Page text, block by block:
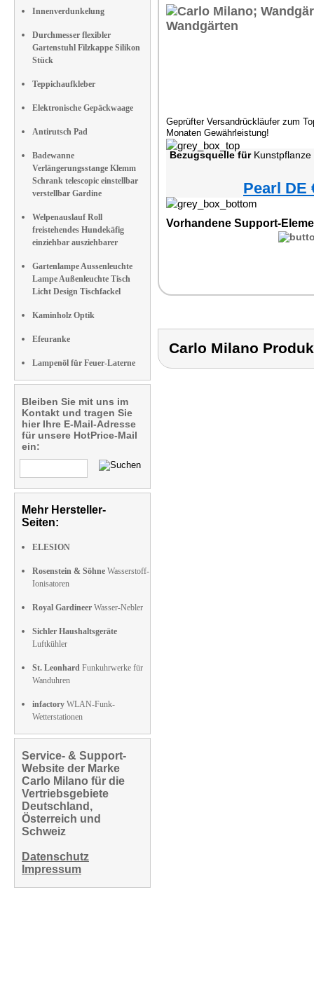
Innenverdunkelung
Durchmesser flexibler
Gartenstuhl Filzkappe Silikon
Stück
Teppichaufkleber
Elektronische Gepäckwaage
Antirutsch Pad
Badewanne
Verlängerungsstange Klemm
Schrank telescopic einstellbar
verstellbar Gardine
Welpenauslauf Roll
freistehendes Hundekäfig
einziehbar ausziehbarer
Gartenlampe Aussenleuchte
Lampe Außenleuchte Tisch
Licht Design Tischfackel
Kaminholz Optik
Efeuranke
Lampenöl für Feuer-Laterne
Bleiben Sie mit uns im
Kontakt und tragen Sie
hier Ihre E-Mail-Adresse
für unsere HotPrice-Mail
ein:
Mehr Hersteller-
Seiten:
ELESION
Rosenstein & Söhne Wasserstoff-
Ionisatoren
Royal Gardineer Wasser-Nebler
Sichler Haushaltsgeräte
Luftkühler
St. Leonhard Funkuhrwerke für
Wanduhren
infactory WLAN-Funk-
Wetterstationen
Service- & Support-
Website der Marke
Carlo Milano für die
Vertriebsgebiete
Deutschland,
Österreich und
Schweiz
Datenschutz
Impressum
Geprüfter Versandrückläufer zum
Monaten Gewährleistung!
Bezugsquelle fürKunstpflanze
Pearl DE
Vorhandene Support-
Carlo Milano